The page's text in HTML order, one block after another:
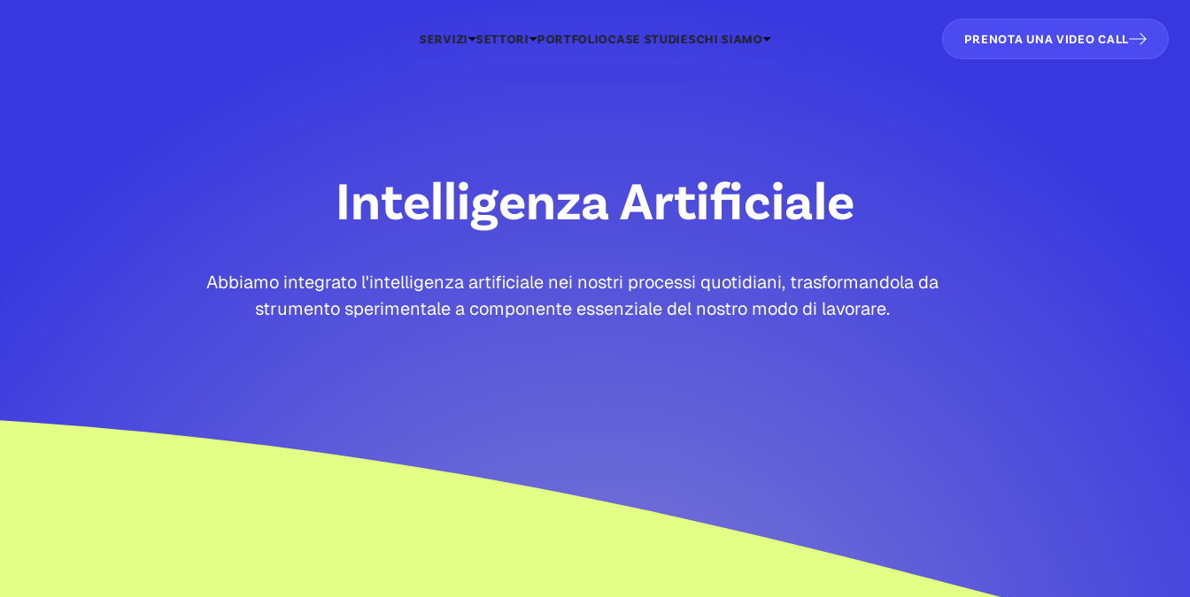
SERVIZI SETTORI PORTFOLIOCASE STUDIESCHI SIAMO PRENOTA UNA VIDEO CALL
Intelligenza Artificiale
Abbiamo integrato l'intelligenza artificiale nei nostri processi quotidiani, trasformandola da
strumento sperimentale a componente essenziale del nostro modo di lavorare.